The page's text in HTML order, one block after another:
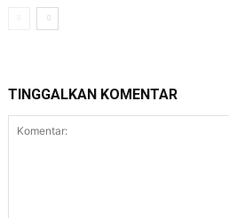
TINGGALKAN KOMENTAR